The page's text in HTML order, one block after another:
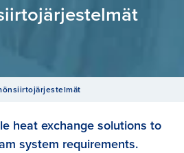
heat exchange solutions to
system requirements.